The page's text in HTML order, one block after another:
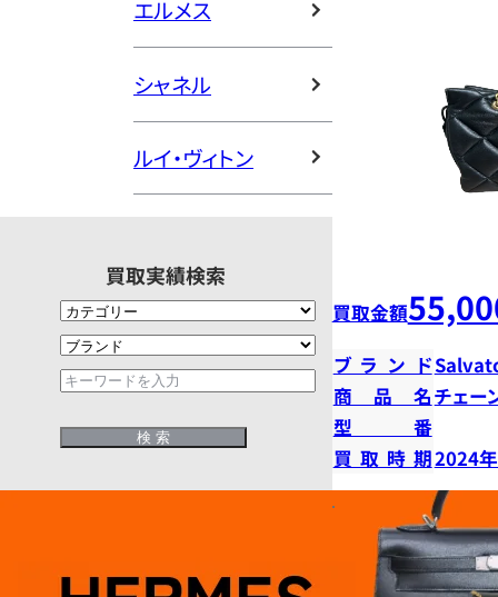
エルメス
シャネル
ルイ・ヴィトン
買取実績検索
買取金額
ブランド
商品名チェー
型番
買取時期2024